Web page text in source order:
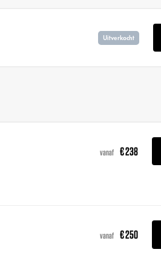
Uitverkocht
vanaf € 238
vanaf € 250